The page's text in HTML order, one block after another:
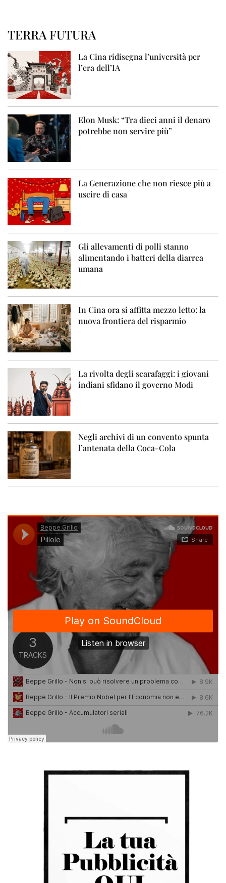
TERRA FUTURA
La Cina ridisegna l’università per
l’era dell’IA
Elon Musk: “Tra dieci anni il denaro
potrebbe non servire più”
La Generazione che non riesce più a
uscire di casa
Gli allevamenti di polli stanno
alimentando i batteri della diarrea
umana
In Cina ora si affitta mezzo letto: la
nuova frontiera del risparmio
La rivolta degli scarafaggi: i giovani
indiani sfidano il governo Modi
Negli archivi di un convento spunta
l’antenata della Coca-Cola